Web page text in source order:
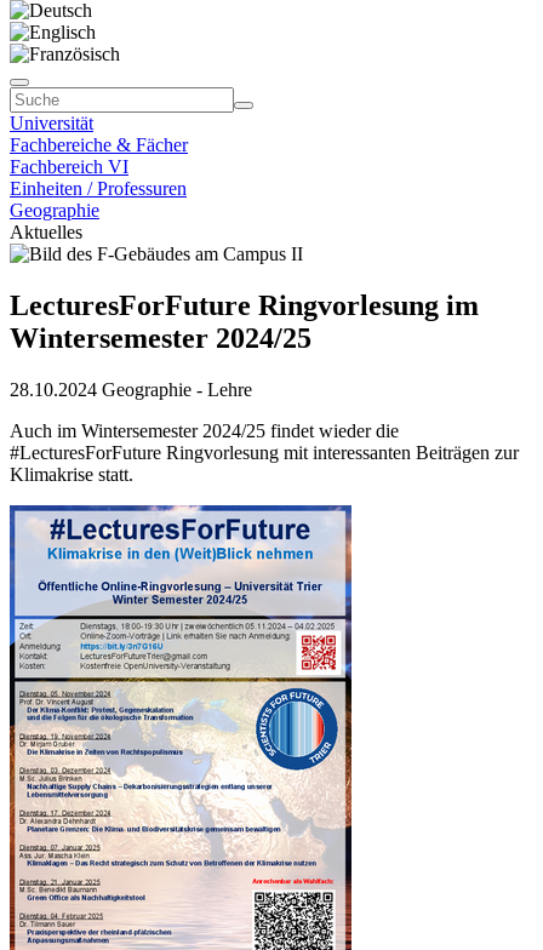
Universität
Fachbereiche & Fächer
Fachbereich VI
Einheiten / Professuren
Geographie
Aktuelles
LecturesForFuture Ringvorlesung im
Wintersemester 2024/25
28.10.2024 Geographie - Lehre
Auch im Wintersemester 2024/25 findet wieder die
#LecturesForFuture Ringvorlesung mit interessanten Beiträgen zur
Klimakrise statt.